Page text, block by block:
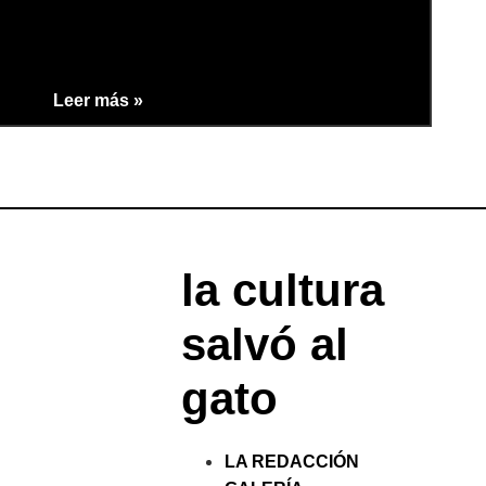
Leer más »
la cultura
salvó al
gato
LA REDACCIÓN